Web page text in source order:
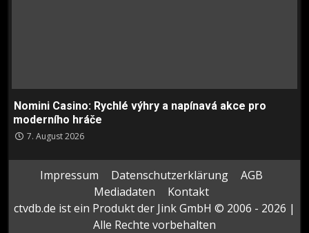
Nomini Casino: Rychlé výhry a napínavá akce pro
moderního hráče
7. August 2026
Impressum Datenschutzerklärung
AGB
Mediadaten
Kontakt
ctvdb.de ist ein Produkt der Jink GmbH © 2006 - 2026 |
Alle Rechte vorbehalten